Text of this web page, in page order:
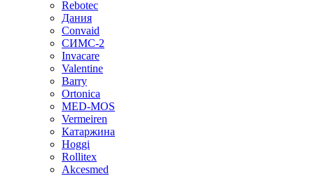
Rebotec
Дания
Convaid
СИМС-2
Invacare
Valentine
Barry
Ortonica
MED-MOS
Vermeiren
Катаржина
Hoggi
Rollitex
Akcesmed